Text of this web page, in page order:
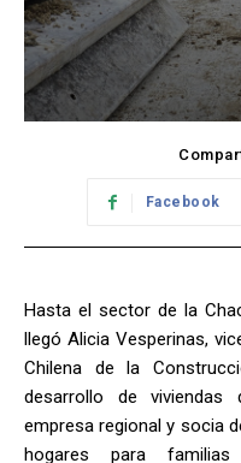
Facebook
Hasta el sector de la
llegó Alicia Vesperinas,
Chilena de la
desarrollo de viviendas
empresa regional y socia
hogares para